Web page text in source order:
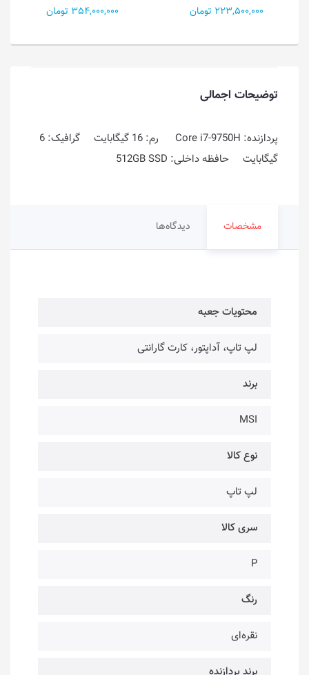
354,000,000 تومان
318,500,000 تومان
توضیحات اجمالی
پردازنده: Core i7-9750H رم: 16 گیگابایت گرافیک: 6
گیگابایت حافظه داخلی: 512GB SSD
مشخصات دیدگاه‌ها
محتویات جعبه
لپ تاپ، آداپتور، کارت گارانتی
برند
MSI
نوع کالا
لپ تاپ
سری کالا
P
رنگ
نقره‌ای